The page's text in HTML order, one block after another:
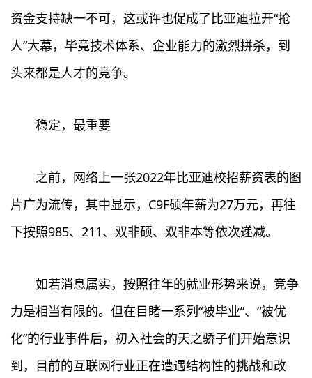
资金支持缺一不可，这或许也促成了比亚迪拉开“抢
人”大幕，毕竟技术体系、企业能力的激烈拼杀，到
头来都是人才的竞争。
稳定，最重要
之前，网络上一张2022年比亚迪校招薪资表的图
片广为流传，其中显示，C9F硕年薪为27万元，再往
下按照985、211、双非硕、双非本等依次递减。
如若消息属实，按照往年的就业形势来说，竞争
力是相当有限的。但在目睹一系列“被毕业”、“被优
化”的行业事件后，初入社会的天之骄子们开始意识
到，目前的互联网行业正在遭遇结构性的挑战和改